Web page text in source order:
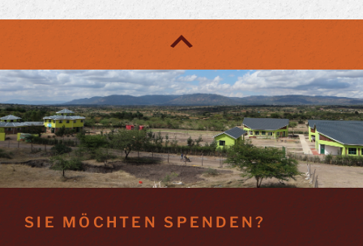
SIE MÖCHTEN SPENDEN?